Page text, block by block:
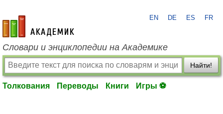
academic.ru
EN DE ES FR
Словари и энциклопедии на Академике
Найти!
Толкования Переводы Книги Игры ⚽